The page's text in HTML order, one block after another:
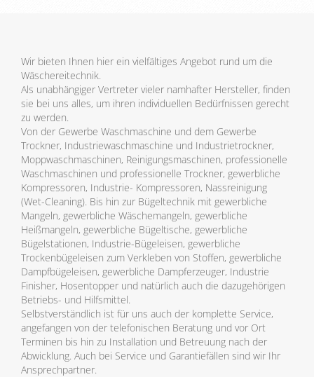
Wir bieten Ihnen hier ein vielfältiges Angebot rund um die
Wäschereitechnik.
Als unabhängiger Vertreter vieler namhafter Hersteller, finden
sie bei uns alles, um ihren individuellen Bedürfnissen gerecht
zu werden.
Von der Gewerbe Waschmaschine und dem Gewerbe
Trockner, Industriewaschmaschine und Industrietrockner,
Moppwaschmaschinen, Reinigungsmaschinen, professionelle
Waschmaschinen und professionelle Trockner, gewerbliche
Kompressoren, Industrie- Kompressoren, Nassreinigung
(Wet-Cleaning). Bis hin zur Bügeltechnik mit gewerbliche
Mangeln, gewerbliche Wäschemangeln, gewerbliche
Heißmangeln, gewerbliche Bügeltische, gewerbliche
Bügelstationen, Industrie-Bügeleisen, gewerbliche
Trockenbügeleisen zum Verkleben von Stoffen, gewerbliche
Dampfbügeleisen, gewerbliche Dampferzeuger, Industrie
Finisher, Hosentopper und natürlich auch die dazugehörigen
Betriebs- und Hilfsmittel.
Selbstverständlich ist für uns auch der komplette Service,
angefangen von der telefonischen Beratung und vor Ort
Terminen bis hin zu Installation und Betreuung nach der
Abwicklung. Auch bei Service und Garantiefällen sind wir Ihr
Ansprechpartner.